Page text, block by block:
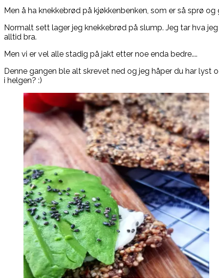
Men å ha knekkebrød på kjøkkenbenken, som er så sprø og
Normalt sett lager jeg knekkebrød på slump. Jeg tar hva
alltid bra.
Men vi er vel alle stadig på jakt etter noe enda bedre....
Denne gangen ble alt skrevet ned og jeg håper du har lyst
i helgen? :)